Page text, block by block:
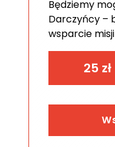
Będziemy
Darczyńcy –
wsparcie
25 zł